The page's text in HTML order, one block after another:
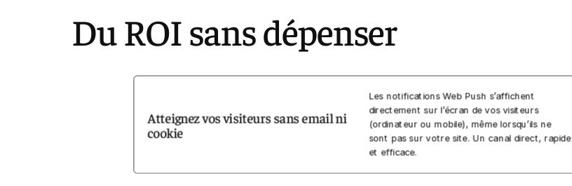
Du ROI sans dépenser
Atteignez vos visiteurs sans email ni
cookie
Les notifications Web Push s’affichent
directement sur l’écran de vos visiteurs
(ordinateur ou mobile), même lorsqu’ils ne
sont pas sur votre site. Un canal direct, rapide
et efficace.